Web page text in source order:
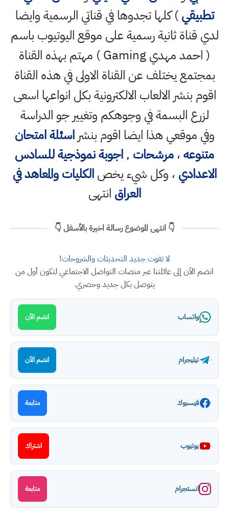
تطبيقي) كلها تجدوها في قناتي الرسمية وايضا
لدي قناة ثانية رسمية على موقع اليوتيوب باسم
( احمد مهدي Gaming ) مهتم بهذه القناة
بمجتمع يختلف عن القناة الاولى في هذه القناة
اقوم بنشر الالعاب الالكترونية بكل انواعها اسعى
لزرع البسمة في وجوهكم وتغيير جو الدراسة
وفي موقعي هذا ايضا اقوم بنشراسئلة امتحان
متنوعه،مرشحات ,اجوبة نموذجية للسادس
الاعدادي ، وكل شيء يخصالكليات والمعاهد في
العراق انتهى
👇 انتهى الموضوع رسالة اخيرة بالأسفل 👇
لا تفوت جديد التحديثات والشروحات!
انضم الآن إلى عائلتنا عبر منصات التواصل الاجتماعي لتكون أول من
يتوصل بكل جديد وحصري.
واتساب انضم الآن
تيليجرام انضم الآن
فيسبوك متابعة
يوتيوب اشتراك
انستجرام متابعة